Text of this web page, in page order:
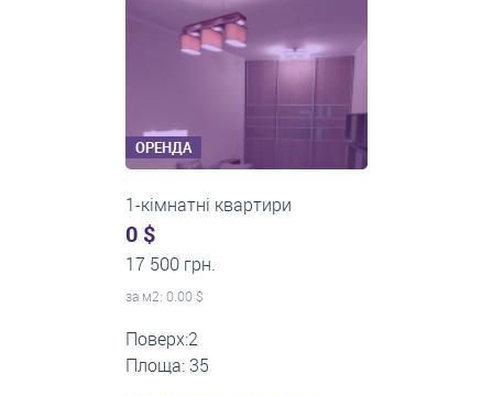
ОРЕНДА
3-кімнатні квартири
500 $
0 грн.
за м2: 8.33 $
Поверх:3
Площа: 60